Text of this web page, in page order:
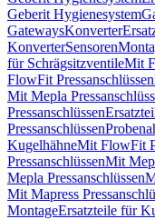
Geberit Hygienesystem
GatewaysKonverter
KonverterSensoren
für SchrägsitzventileMit
FlowFit Pressanschlüssen
Mit Mepla
Pressanschlüssen
Pressanschlüssen
KugelhähneMit FlowFit
PressanschlüssenMit
Mepla Pressanschlüssen
Mit Mapress
MontageErsatzteile für